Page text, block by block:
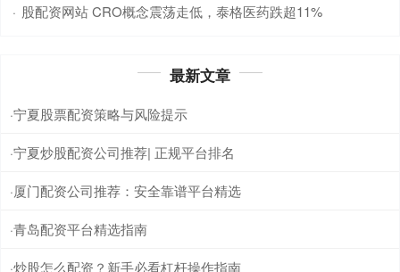
· 股配资网站 CRO概念震荡走低，泰格医药跌超11%
最新文章
·宁夏股票配资策略与风险提示
·宁夏炒股配资公司推荐| 正规平台排名
·厦门配资公司推荐：安全靠谱平台精选
·青岛配资平台精选指南
·炒股怎么配资？新手必看杠杆操作指南